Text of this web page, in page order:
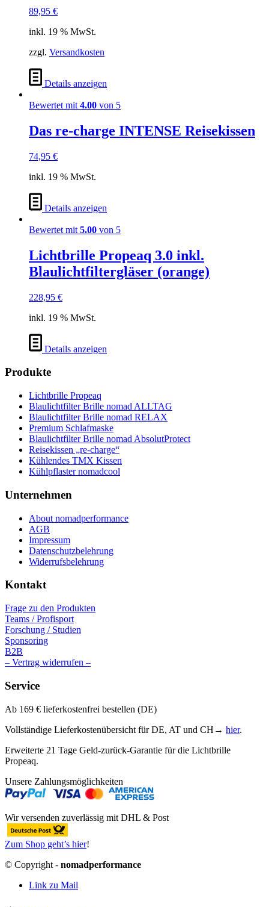
89,95 €
inkl. 19 % MwSt.
zzgl. Versandkosten
Details anzeigen
Bewertet mit 4.00 von 5
Das re-charge INTENSE Reisekissen
74,95 €
inkl. 19 % MwSt.
Details anzeigen
Bewertet mit 5.00 von 5
Lichtbrille Propeaq 3.0 inkl.
Blaulichtfiltergläser (orange)
228,95 €
inkl. 19 % MwSt.
Details anzeigen
Produkte
Lichtbrille Propeaq
Blaulichtfilter Brille nomad ALLTAG
Blaulichtfilter Brille nomad RELAX
Premium Schlafmaske
Blaulichtfilter Brille nomad AbsolutProtect
Reisekissen „re-charge“
Kühlendes TMX Kissen
Kühlpflaster nomadcool
Unternehmen
About nomadperformance
AGB
Impressum
Datenschutzbelehrung
Widerrufsbelehrung
Kontakt
Frage zu den Produkten
Teams / Profisport
Forschung / Studien
Sponsoring
B2B
– Vertrag widerrufen –
Service
Ab 169 € lieferkostenfrei bestellen (DE)
Vollständige Lieferkostenübersicht für DE, AT und CH→ hier.
Erweiterte 21 Tage Geld-zurück-Garantie für die Lichtbrille
Propeaq.
Unsere Zahlungsmöglichkeiten
Wir versenden zuverlässig mit DHL & Post
Zum Shop geht’s hier!
© Copyright - nomadperformance
Link zu Mail